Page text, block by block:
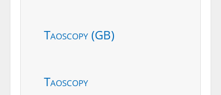
Taoscopy (GB)
Taoscopy